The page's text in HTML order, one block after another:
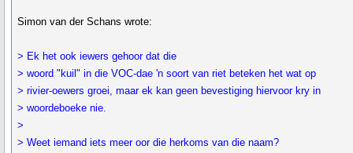
Simon van der Schans wrote:
> Ek het ook iewers gehoor dat die
> woord "kuil" in die VOC-dae 'n soort van riet beteken het wat op
> rivier-oewers groei, maar ek kan geen bevestiging hiervoor kry in
> woordeboeke nie.
>
> Weet iemand iets meer oor die herkoms van die naam?